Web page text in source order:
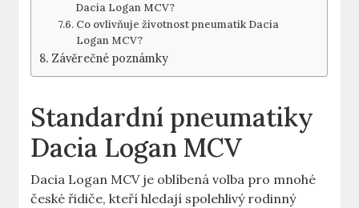
Dacia Logan MCV?
Co ovlivňuje životnost pneumatik Dacia
Logan MCV?
Závěrečné poznámky
Standardní pneumatiky
Dacia Logan MCV
Dacia Logan MCV je oblíbená volba pro mnohé
české řidiče, kteří hledají spolehlivý rodinný